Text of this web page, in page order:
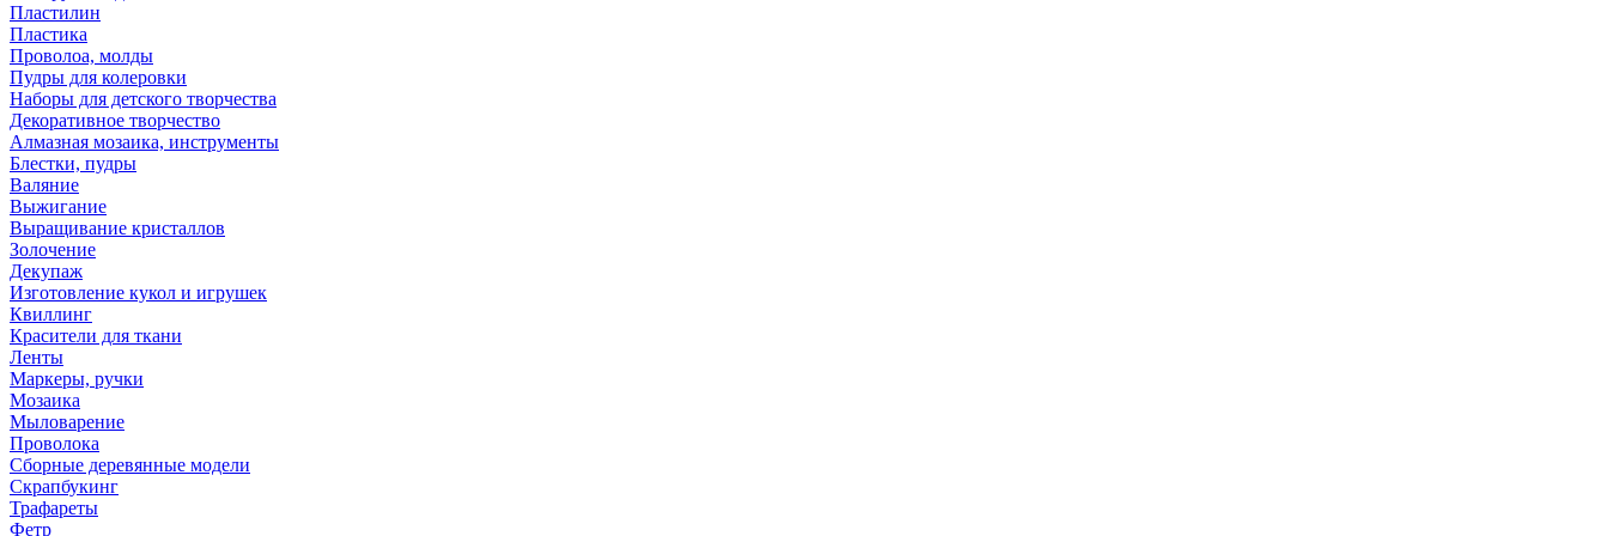
Пластилин
Пластика
Проволоа, молды
Пудры для колеровки
Наборы для детского творчества
Декоративное творчество
Алмазная мозаика, инструменты
Блестки, пудры
Валяние
Выжигание
Выращивание кристаллов
Золочение
Декупаж
Изготовление кукол и игрушек
Квиллинг
Красители для ткани
Ленты
Маркеры, ручки
Мозаика
Мыловарение
Проволока
Сборные деревянные модели
Скрапбукинг
Трафареты
Фетр